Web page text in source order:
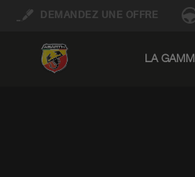
DEMANDEZ UNE OFFRE
LA